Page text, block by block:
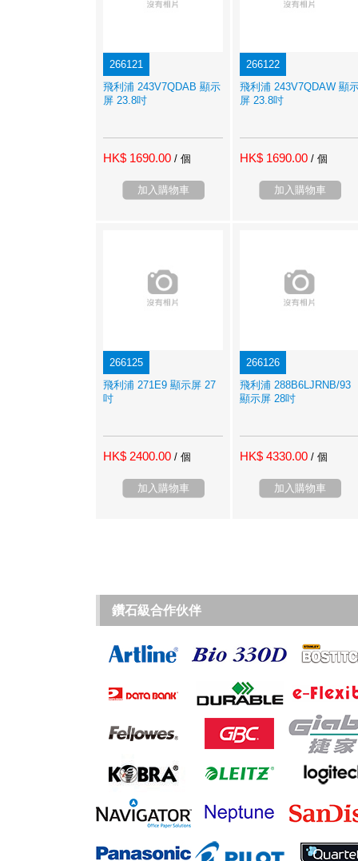
266121
飛利浦 243V7QDAB 顯示
屏 23.8吋
HK$ 1690.00 / 個
加入購物車
266122
飛利浦 243V7QDAW 顯
屏 23.8吋
HK$ 1690.00 / 個
加入購物車
266125
飛利浦 271E9 顯示屏 27
吋
HK$ 2400.00 / 個
加入購物車
266126
飛利浦 288B6LJRNB/93
顯示屏 28吋
HK$ 4330.00 / 個
加入購物車
鑽石級合作伙伴